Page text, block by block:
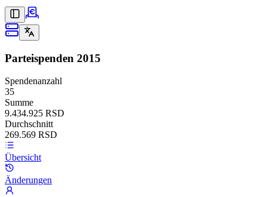
Parteispenden 2015
Spendenanzahl
35
Summe
9.434.925 RSD
Durchschnitt
269.569 RSD
Übersicht
Änderungen